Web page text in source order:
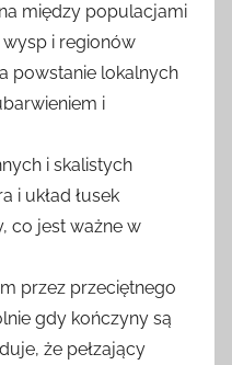
między populacjami
i regionów
powstanie lokalnych
i
i skalistych
i układ łusek
co jest ważne w
przez przeciętnego
gdy kończyny są
że pełzający